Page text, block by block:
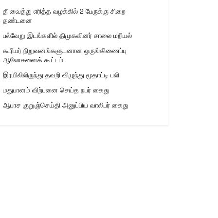
தீ வைத்து எரித்த வழக்கில் 2 பேருக்கு சிறை
தண்டனை
பல்வேறு இடங்களில் திமுகவினர் சாலை மறியல்
கூரியர் நிறுவனங்களுடனான ஒருங்கிணைப்பு
ஆலோசனைக் கூட்டம்
இரயிலிலிருந்து தவறி விழுந்து மூதாட்டி பலி
மதுபானம் விற்பனை செய்த நபர் கைது
ஆபாச குறுஞ்செய்தி அனுப்பிய வாலிபர் கைது